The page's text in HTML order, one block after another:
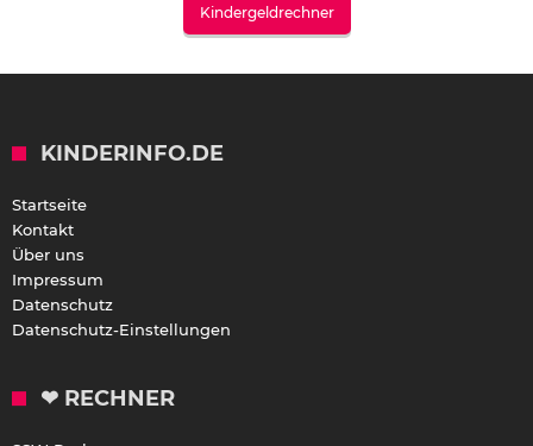
Kindergeldrechner
KINDERINFO.DE
Startseite
Kontakt
Über uns
Impressum
Datenschutz
Datenschutz-Einstellungen
❤ RECHNER